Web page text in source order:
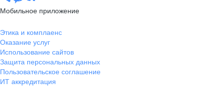
Мобильное приложение
Этика и комплаенс
Оказание услуг
Использование сайтов
Защита персональных данных
Пользовательское соглашение
ИТ аккредитация